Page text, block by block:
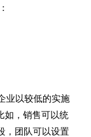
业以较低的实施
如，销售可以统
，团队可以设置